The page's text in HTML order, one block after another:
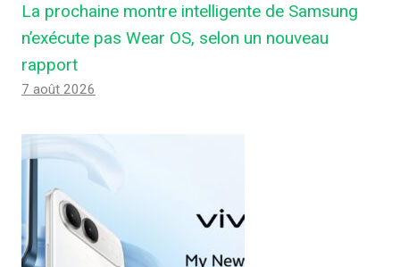
La prochaine montre intelligente de Samsung
n’exécute pas Wear OS, selon un nouveau
rapport
7 août 2026